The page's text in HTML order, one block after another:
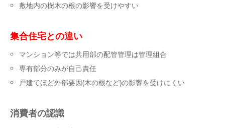
敷地内の樹木の根の影響を受けやすい
集合住宅との違い
マンション等では共用部の配管管理は管理組合
専有部分のみが自己責任
戸建てほど外部要因(木の根など)の影響を受けにくい
消費者の認識